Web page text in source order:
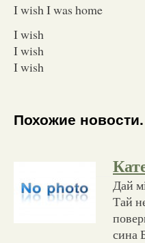
I wish I was home
I wish
I wish
I wish
Похожие новости.
Дай
Тай
сина